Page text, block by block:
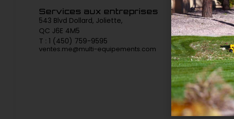
Services aux entreprises
543 Blvd Dollard, Joliette,
QC J6E 4M5
T : 1 (450) 759-9595
ventes.me@multi-equipements.com